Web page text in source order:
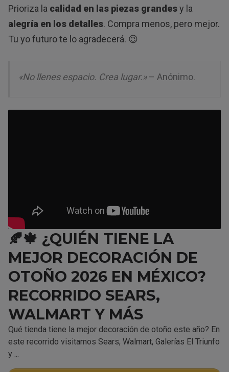
Prioriza la calidad en las piezas grandesy la
alegría en los detalles. Compra menos, pero mejor.
Tu yo futuro te lo agradecerá. 😉
«No llenes espacio. Crea lugar.»– Anónimo.
🍂🍁 ¿QUIÉN TIENE LA
MEJOR DECORACIÓN DE
OTOÑO 2026 EN MÉXICO?
RECORRIDO SEARS,
WALMART Y MÁS
Qué tienda tiene la mejor decoración de otoño este año? En
este recorrido visitamos Sears, Walmart, Galerías El Triunfo
y ...